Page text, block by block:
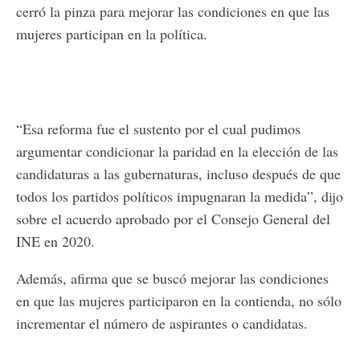
cerró la pinza para mejorar las condiciones en que las
mujeres participan en la política.
“Esa reforma fue el sustento por el cual pudimos
argumentar condicionar la paridad en la elección de las
candidaturas a las gubernaturas, incluso después de que
todos los partidos políticos impugnaran la medida”, dijo
sobre el acuerdo aprobado por el Consejo General del
INE en 2020.
Además, afirma que se buscó mejorar las condiciones
en que las mujeres participaron en la contienda, no sólo
incrementar el número de aspirantes o candidatas.